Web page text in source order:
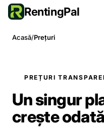
RentingPal
Acasă/Prețuri
PREȚURI
Un singur
crește